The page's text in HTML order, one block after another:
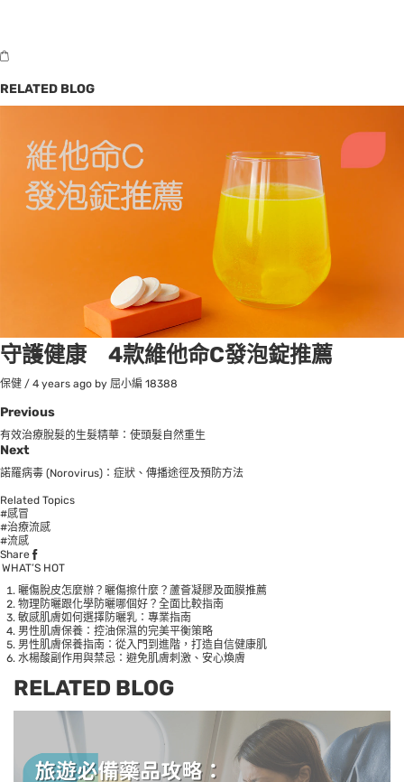
RELATED BLOG
守護健康 4款維他命C發泡錠推薦
保健 / 4 years ago by 屈小編 18388
Previous
有效治療脫髮的生髮精華：使頭髮自然重生
Next
諾羅病毒 (Norovirus)：症狀、傳播途徑及預防方法
Related Topics
#感冒
#治療流感
#流感
Share
WHAT’S HOT
曬傷脫皮怎麼辦？曬傷擦什麼？蘆薈凝膠及面膜推薦
物理防曬跟化學防曬哪個好？全面比較指南
敏感肌膚如何選擇防曬乳：專業指南
男性肌膚保養：控油保濕的完美平衡策略
男性肌膚保養指南：從入門到進階，打造自信健康肌
水楊酸副作用與禁忌：避免肌膚刺激、安心煥膚
RELATED BLOG